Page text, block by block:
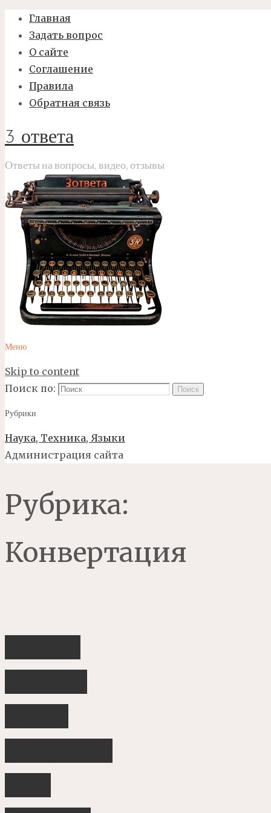
Главная
Задать вопрос
О сайте
Соглашение
Правила
Обратная связь
3 ответа
Ответы на вопросы, видео, отзывы
Меню
Skip to content
Поиск по:
Поиск
Рубрики
Наука, Техника, Языки
Администрация сайта
Рубрика:
Конвертация